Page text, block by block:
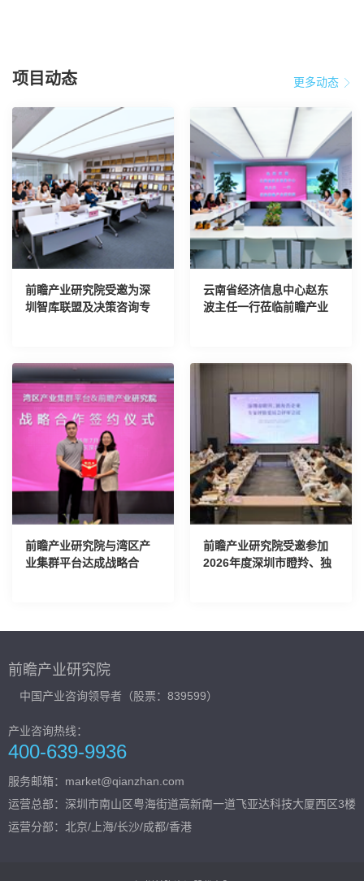
项目动态 更多动态
前瞻产业研究院受邀为深
圳智库联盟及决策咨询专
云南省经济信息中心赵东
波主任一行莅临前瞻产业
前瞻产业研究院与湾区产
业集群平台达成战略合
前瞻产业研究院受邀参加
2026年度深圳市瞪羚、独
前瞻产业研究院
中国产业咨询领导者（股票：839599）
产业咨询热线：
400-639-9936
服务邮箱：market@qianzhan.com
运营总部： 深圳市南山区粤海街道高新南一道飞亚达科技大厦西区3楼
运营分部：北京/上海/长沙/成都/香港